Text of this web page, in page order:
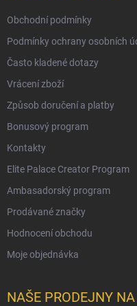
Obchodní podmínky
Podmínky ochrany osobních
Často kladené dotazy
Vrácení zboží
Způsob doručení a platby
Bonusový program
Kontakty
Elite Palace Creator Program
Ambasadorský program
Prodávané značky
Hodnocení obchodu
Moje objednávka
NAŠE PRODEJNY